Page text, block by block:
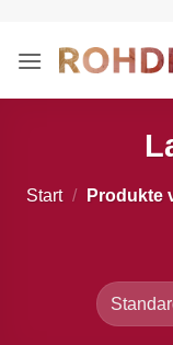
springen
Start / Produkte